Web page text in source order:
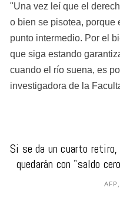
"Una vez leí que el
o bien se pisotea, porque
punto intermedio. Por el
que siga estando
cuando el río suena, es
investigadora de la
Si se da un cuarto
quedarán con "saldo